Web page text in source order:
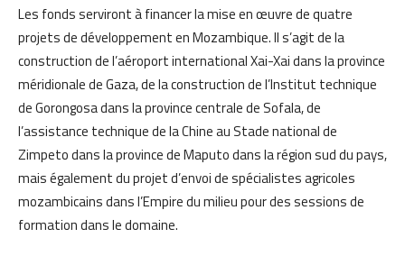
Les fonds serviront à financer la mise en œuvre de quatre
projets de développement en Mozambique. Il s’agit de la
construction de l’aéroport international Xai-Xai dans la province
méridionale de Gaza, de la construction de l’Institut technique
de Gorongosa dans la province centrale de Sofala, de
l’assistance technique de la Chine au Stade national de
Zimpeto dans la province de Maputo dans la région sud du pays,
mais également du projet d’envoi de spécialistes agricoles
mozambicains dans l’Empire du milieu pour des sessions de
formation dans le domaine.